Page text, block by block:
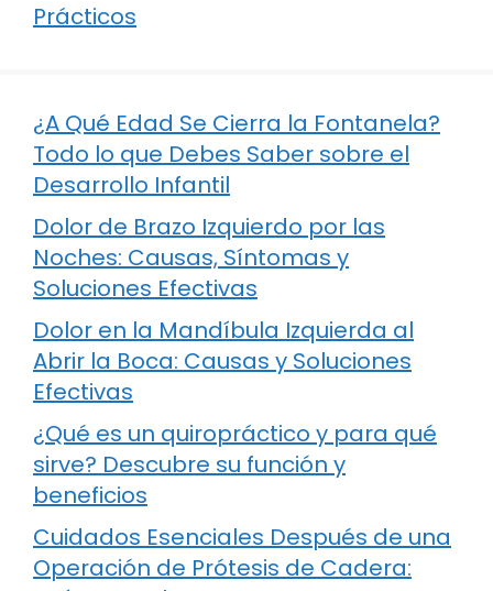
Prácticos
¿A Qué Edad Se Cierra la Fontanela?
Todo lo que Debes Saber sobre el
Desarrollo Infantil
Dolor de Brazo Izquierdo por las
Noches: Causas, Síntomas y
Soluciones Efectivas
Dolor en la Mandíbula Izquierda al
Abrir la Boca: Causas y Soluciones
Efectivas
¿Qué es un quiropráctico y para qué
sirve? Descubre su función y
beneficios
Cuidados Esenciales Después de una
Operación de Prótesis de Cadera: